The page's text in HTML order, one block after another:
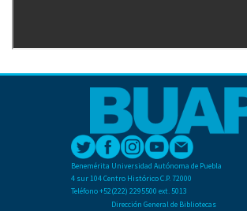
Benemérita Universidad Autónoma de Puebla
4 sur 104 Centro Histórico C.P. 72000
Teléfono +52(222) 2295500 ext. 5013
Dirección General de Bibliotecas